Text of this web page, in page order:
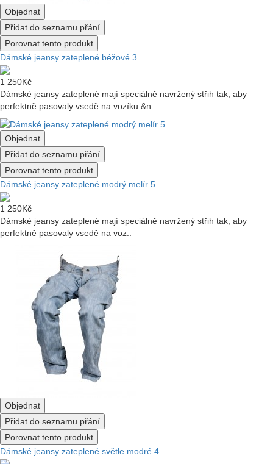
Objednat
Přidat do seznamu přání
Porovnat tento produkt
Dámské jeansy zateplené béžové 3
1 250Kč
Dámské jeansy zateplené mají speciálně navržený střih tak, aby
perfektně pasovaly vsedě na vozíku.&n..
Objednat
Přidat do seznamu přání
Porovnat tento produkt
Dámské jeansy zateplené modrý melír 5
1 250Kč
Dámské jeansy zateplené mají speciálně navržený střih tak, aby
perfektně pasovaly vsedě na voz..
Objednat
Přidat do seznamu přání
Porovnat tento produkt
Dámské jeansy zateplené světle modré 4